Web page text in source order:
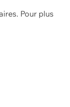
Pour plus